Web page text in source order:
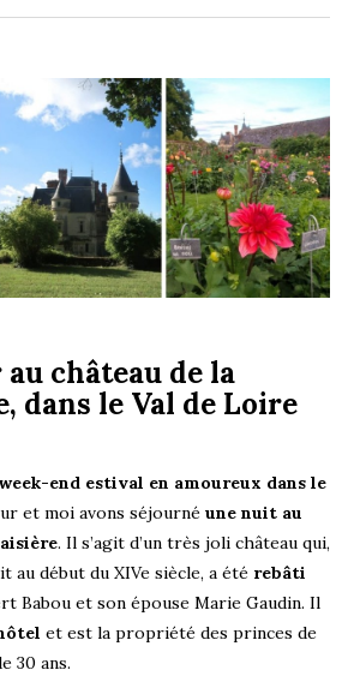
château de la
dans le Val de Loire
week-end estival en amoureux dans le
et moi avons séjourné une nuit au
. Il s’agit d’un très joli château qui,
au début du XIVe siècle, a été rebâti
Babou et son épouse Marie Gaudin. Il
et est la propriété des princes de
30 ans.